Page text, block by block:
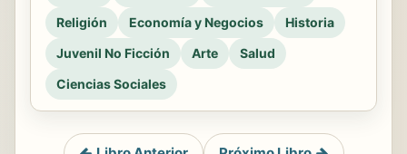
Religión
Economía y Negocios
Historia
Juvenil No Ficción
Arte
Salud
Ciencias Sociales